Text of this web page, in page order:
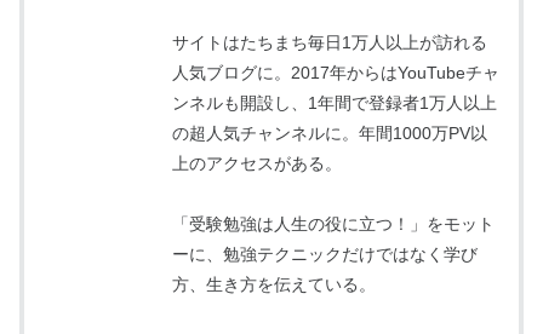
サイトはたちまち毎日1万人以上が訪れる
人気ブログに。2017年からはYouTubeチャ
ンネルも開設し、1年間で登録者1万人以上
の超人気チャンネルに。年間1000万PV以
上のアクセスがある。
「受験勉強は人生の役に立つ！」をモット
ーに、勉強テクニックだけではなく学び
方、生き方を伝えている。